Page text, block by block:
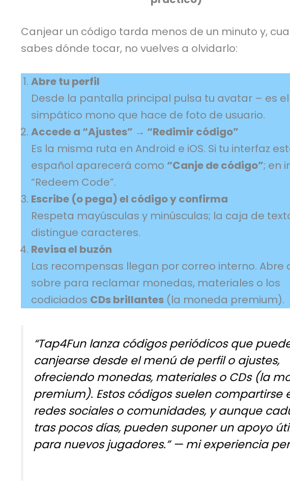
Canjear un código tarda menos de un minuto y,
sabes dónde tocar, no vuelves a olvidarlo:
Abre tu perfil
Desde la pantalla principal pulsa tu avatar – es el
simpático mono que hace de foto de usuario.
Accede a “Ajustes” → “Redimir código”
Es la misma ruta en Android e iOS. Si tu interfaz
español aparecerá como “Canje de código”; en
“Redeem Code”.
Escribe (o pega) el código y confirma
Respeta mayúsculas y minúsculas; la caja de
distingue caracteres.
Revisa el buzón
Las recompensas llegan por correo interno. Abre
sobre para reclamar monedas, materiales o los
codiciados CDs brillantes (la moneda premium).
“Tap4Fun lanza códigos periódicos que
canjearse desde el menú de perfil o ajustes,
ofreciendo monedas, materiales o CDs (la
premium). Estos códigos suelen compartirse
redes sociales o comunidades, y aunque
tras pocos días, pueden suponer un apoyo
para nuevos jugadores.”—mi experiencia